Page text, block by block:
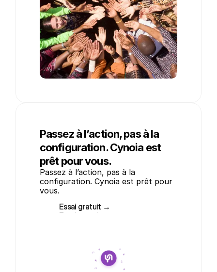
Passez à l’action, pas à la
configuration. Cynoia est
prêt pour vous.
Passez à l’action, pas à la
configuration. Cynoia est prêt pour
vous.
Essai gratuit →
Essai gratuit →